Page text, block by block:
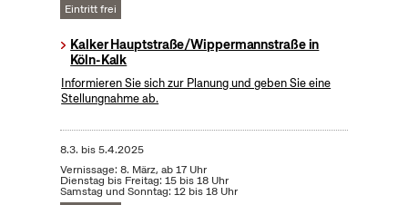
Eintritt frei
Kalker Hauptstraße/Wippermannstraße in
Köln-Kalk
Informieren Sie sich zur Planung und geben Sie eine
Stellungnahme ab.
8.3. bis5.4.2025
Vernissage: 8. März, ab 17 Uhr
Dienstag bis Freitag: 15 bis 18 Uhr
Samstag und Sonntag: 12 bis 18 Uhr